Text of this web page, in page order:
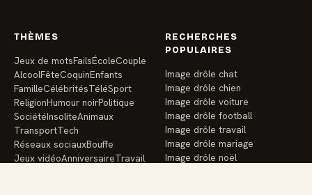
THÈMES
Jeux de motsFailsÉcoleCouple
AlcoolFêteCoquinEnfants
FamilleCélébritésTéléSport
ReligionHumour noirPolitique
SociétéInsoliteAnimaux
TransportTech
Réseaux sociauxBouffe
Jeux vidéoAnniversaireTravail
RECHERCHES
POPULAIRES
Image drôle chat
Image drôle chien
Image drôle voiture
Image drôle football
Image drôle travail
Image drôle mariage
Image drôle noël